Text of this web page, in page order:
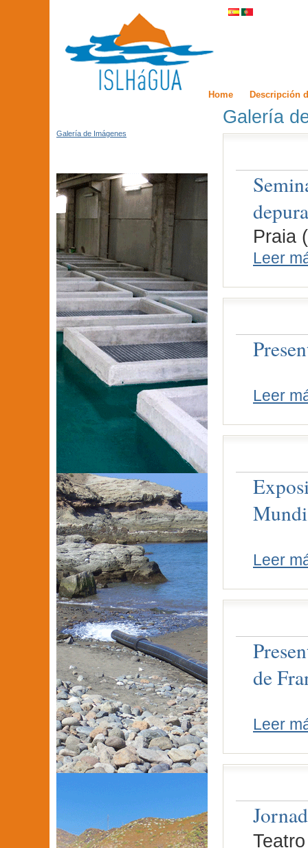
Home Descripción
Galería de Imágenes
Galería
Praia
Leer
Leer
Leer
de
Leer